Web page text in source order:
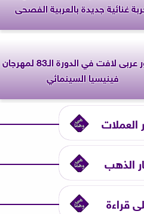
غنائية جديدة بالعربية الفصحى
حضور عربى لافت في الدورة الـ83 لمهرجان
فينيسيا السينمائي
العملات
الذهب
قراءة